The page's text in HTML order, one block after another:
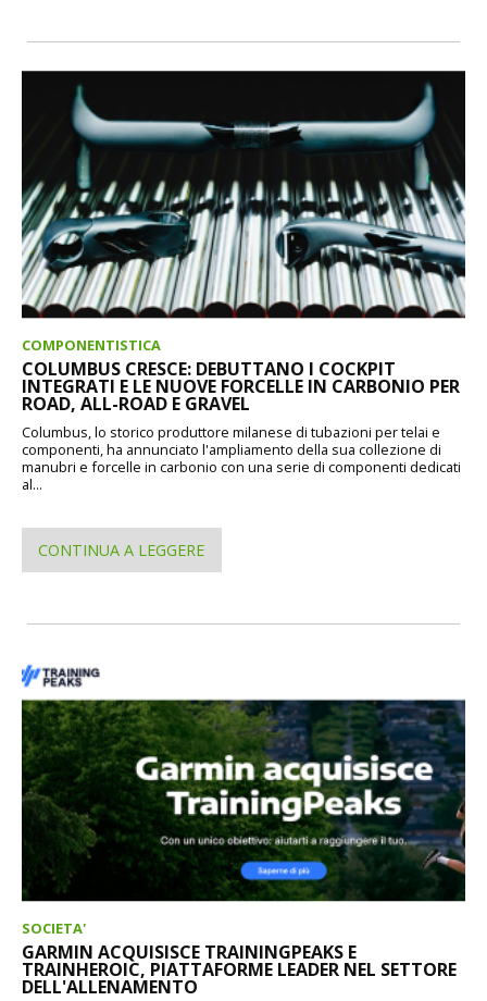
COMPONENTISTICA
COLUMBUS CRESCE: DEBUTTANO I COCKPIT
INTEGRATI E LE NUOVE FORCELLE IN CARBONIO PER
ROAD, ALL-ROAD E GRAVEL
Columbus, lo storico produttore milanese di tubazioni per telai e
componenti, ha annunciato l'ampliamento della sua collezione di
manubri e forcelle in carbonio con una serie di componenti dedicati
al...
CONTINUA A LEGGERE
SOCIETA'
GARMIN ACQUISISCE TRAININGPEAKS E
TRAINHEROIC, PIATTAFORME LEADER NEL SETTORE
DELL'ALLENAMENTO